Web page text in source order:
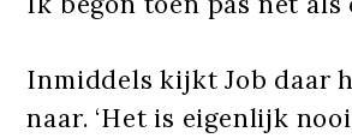
Inmiddels kijkt Job daar
naar. ‘Het is eigenlijk